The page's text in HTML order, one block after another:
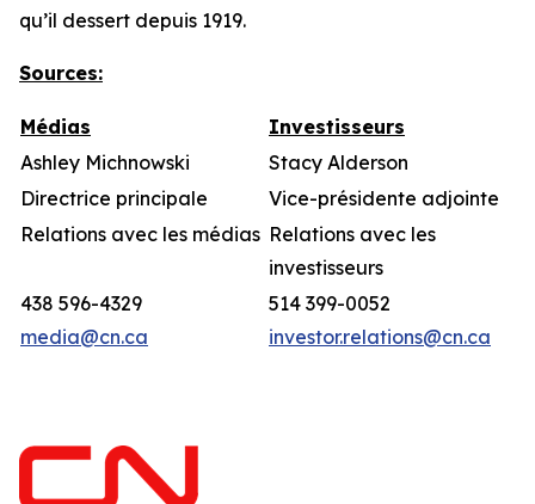
qu’il dessert depuis 1919.
Sources:
Médias
Investisseurs
Ashley Michnowski
Stacy Alderson
Directrice principale
Vice-présidente adjointe
Relations avec les médias Relations avec les
investisseurs
438 596-4329
media@cn.ca
514 399-0052
investor.relations@cn.ca